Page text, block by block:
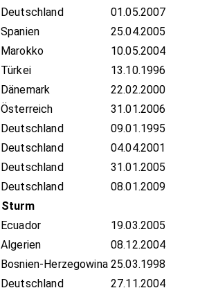
Deutschland
01.05.2007
Spanien
25.04.2005
Marokko
10.05.2004
Türkei
13.10.1996
Dänemark
22.02.2000
Österreich
31.01.2006
Deutschland
09.01.1995
Deutschland
04.04.2001
Deutschland
31.01.2005
Deutschland
08.01.2009
Sturm
Ecuador
19.03.2005
Algerien
08.12.2004
Bosnien-Herzegowina 25.03.1998
Deutschland
27.11.2004